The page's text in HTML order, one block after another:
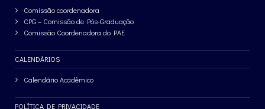
Comissão coordenadora
CPG – Comissão de Pós-Graduação
Comissão Coordenadora do PAE
CALENDÁRIOS
Calendário Acadêmico
POLÍTICA DE PRIVACIDADE